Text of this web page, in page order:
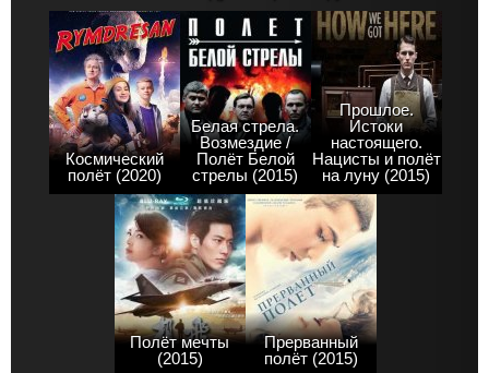
Космический
полёт (2020)
Белая стрела.
Возмездие /
Полёт Белой
стрелы (2015)
Прошлое.
Истоки
настоящего.
Нацисты и полёт
на луну (2015)
Полёт мечты
(2015)
Прерванный
полёт (2015)